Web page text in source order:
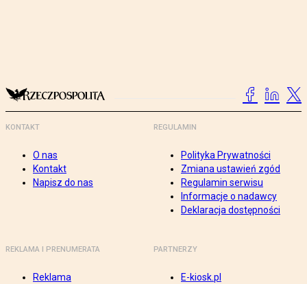
KONTAKT
O nas
Kontakt
Napisz do nas
REGULAMIN
Polityka Prywatności
Zmiana ustawień zgód
Regulamin serwisu
Informacje o nadawcy
Deklaracja dostępności
REKLAMA I PRENUMERATA
Reklama
PARTNERZY
E-kiosk.pl